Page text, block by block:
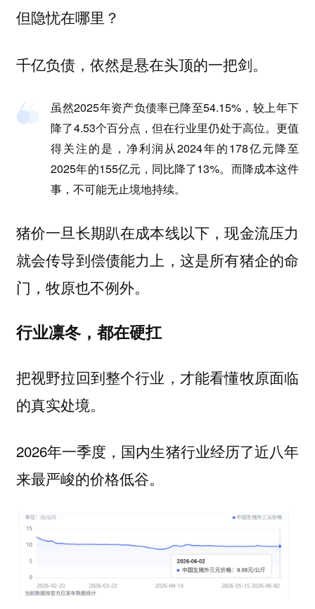
但隐忧在哪里？
千亿负债，依然是悬在头顶的一把剑。
虽然2025年资产负债率已降至54.15%，较上年下
降了4.53个百分点，但在行业里仍处于高位。更值
得关注的是，净利润从2024年的178亿元降至
2025年的155亿元，同比降了13%。而降成本这件
事，不可能无止境地持续。
猪价一旦长期趴在成本线以下，现金流压力
就会传导到偿债能力上，这是所有猪企的命
门，牧原也不例外。
行业凛冬，都在硬扛
把视野拉回到整个行业，才能看懂牧原面临
的真实处境。
2026年一季度，国内生猪行业经历了近八年
来最严峻的价格低谷。